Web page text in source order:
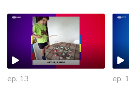
ep. 13 ep.